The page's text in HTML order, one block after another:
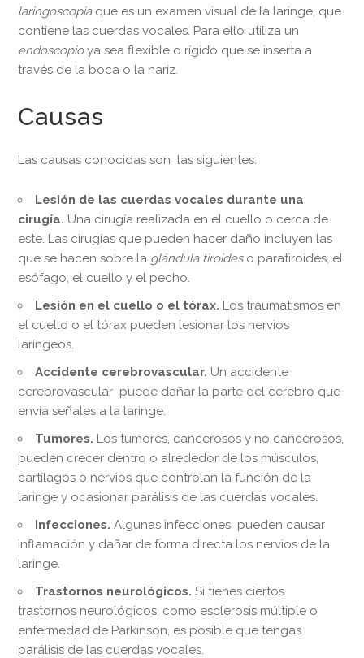
laringoscopiaque es un examen visual de la laringe, que
contiene las cuerdas vocales. Para ello utiliza un
endoscopioya sea flexible o rígido que se inserta a
través de la boca o la nariz.
Causas
Las causas conocidas son las siguientes:
Lesión de las cuerdas vocales durante una
cirugía. Una cirugía realizada en el cuello o cerca de
este. Las cirugías que pueden hacer daño incluyen las
que se hacen sobre la glándula tiroideso paratiroides, el
esófago, el cuello y el pecho.
Lesión en el cuello o el tórax. Los traumatismos en
el cuello o el tórax pueden lesionar los nervios
laríngeos.
Accidente cerebrovascular. Un accidente
cerebrovascular puede dañar la parte del cerebro que
envía señales a la laringe.
Tumores. Los tumores, cancerosos y no cancerosos,
pueden crecer dentro o alrededor de los músculos,
cartílagos o nervios que controlan la función de la
laringe y ocasionar parálisis de las cuerdas vocales.
Infecciones. Algunas infecciones pueden causar
inflamación y dañar de forma directa los nervios de la
laringe.
Trastornos neurológicos. Si tienes ciertos
trastornos neurológicos, como esclerosis múltiple o
enfermedad de Parkinson, es posible que tengas
parálisis de las cuerdas vocales.